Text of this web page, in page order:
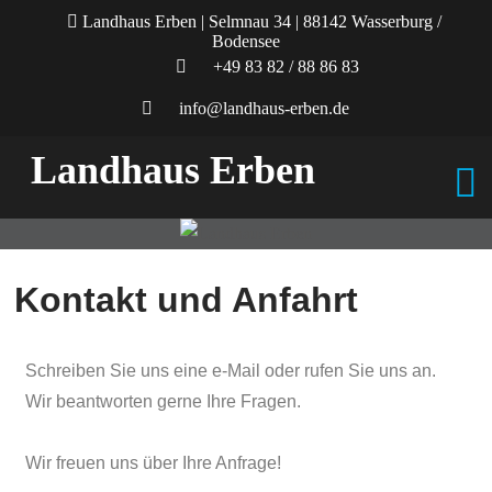
Landhaus Erben | Selmnau 34 | 88142 Wasserburg /
Bodensee
+49 83 82 / 88 86 83
info@landhaus-erben.de
Landhaus Erben
Kontakt und Anfahrt
Schreiben Sie uns eine e-Mail oder rufen Sie uns an.
Wir beantworten gerne Ihre Fragen.
Wir freuen uns über Ihre Anfrage!